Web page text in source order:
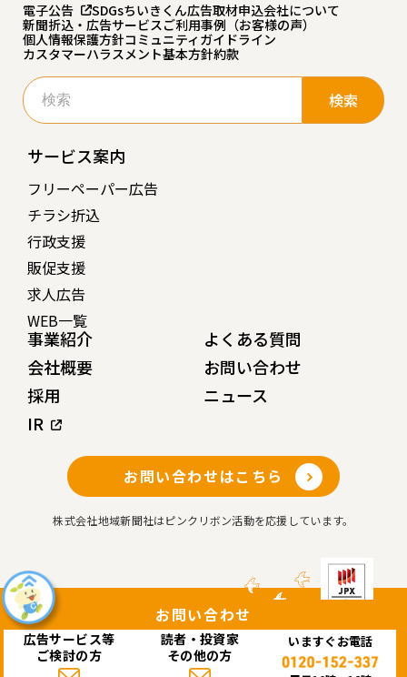
電子公告 SDGsちいきくん広告取材申込会社について
新聞折込・広告サービスご利用事例（お客様の声）
個人情報保護方針コミュニティガイドライン
カスタマーハラスメント基本方針約款
検
索:
サービス案内
フリーペーパー広告
チラシ折込
行政支援
販促支援
求人広告
WEB一覧
事業紹介
会社概要
採用
IR
よくある質問
お問い合わせ
ニュース
お問い合わせはこちら
株式会社地域新聞社はピンクリボン活動を応援しています。
Copyright© 株式会社 地域新聞社 All rights reserved.
このサイトはreCAPTCHAによって保護されており、Googleのプライバシーポリシー
お問い合わせ
広告サービス等
ご検討の方
読者・投資家
その他の方
いますぐお電話